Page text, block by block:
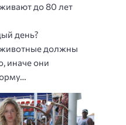
до 80 лет
день?
должны
иначе они